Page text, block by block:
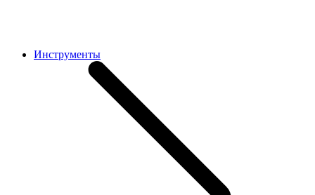
Инструменты